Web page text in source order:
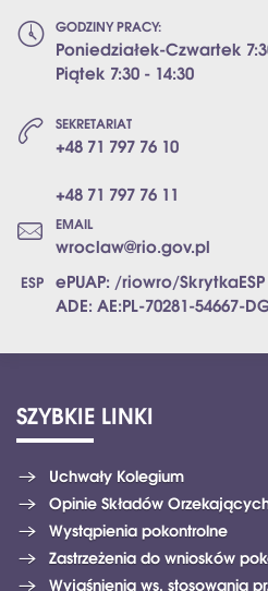
GODZINY PRACY:
Poniedziałek-Czwartek
Piątek 7:30 - 14:30
SEKRETARIAT
+48 71 797 76 10
+48 71 797 76 11
EMAIL
wroclaw@rio.gov.pl
ePUAP: /riowro/SkrytkaESP
ADE: AE:PL-70281-54667-
SZYBKIE LINKI
Uchwały Kolegium
Opinie Składów
Wystąpienia pokontrolne
Zastrzeżenia do wniosków
Wyjaśnienia ws. stosowania